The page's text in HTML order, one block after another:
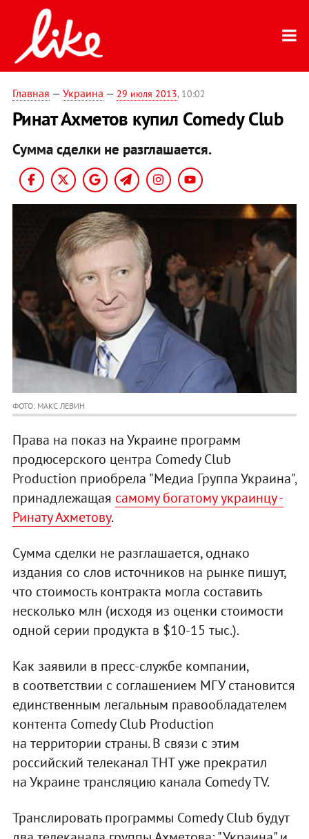
Главная — Украина — 29 июля 2013, 10:02
Ринат Ахметов купил Comedy Club
Сумма сделки не разглашается.
ФОТО: МАКС ЛЕВИН
Права на показ на Украине программ
продюсерского центра Comedy Club
Production приобрела "Медиа Группа Украина",
принадлежащая самому богатому украинцу -
Ринату Ахметову.
Сумма сделки не разглашается, однако
издания со слов источников на рынке пишут,
что стоимость контракта могла составить
несколько млн (исходя из оценки стоимости
одной серии продукта в $10-15 тыс.).
Как заявили в пресс-службе компании,
в соответствии с соглашением МГУ становится
единственным легальным правообладателем
контента Comedy Club Production
на территории страны. В связи с этим
российский телеканал ТНТ уже прекратил
на Украине трансляцию канала Comedy TV.
Транслировать программы Comedy Club будут